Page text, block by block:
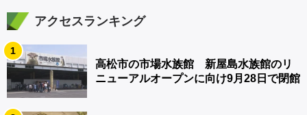
アクセスランキング
1
高松市の市場水族館 新屋島水族館のリ
ニューアルオープンに向け9月28日で閉館